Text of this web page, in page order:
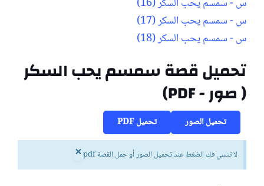
س - سمسم يحب السكر (16)
س - سمسم يحب السكر (17)
س - سمسم يحب السكر (18)
تحميل قصة سمسم يحب السكر
( صور - PDF)
تحميل الصور تحميل PDF
لا تنسي فك الضغط عند تحميل الصور أو حمل القصة pdf ×